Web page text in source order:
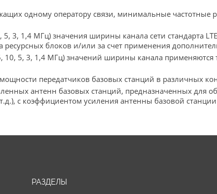
одному оператору связи, минимальные частотные
3, 1,4 МГц) значения ширины канала сети стандарта
блоков и/или за счет применения
10, 5, 3, 1,4 МГц) значений ширины канала
передатчиков базовых станций в различных
антенн базовых станций, предназначенных для
с коэффициентом усиления антенны базовой
РАЗДЕЛЫ